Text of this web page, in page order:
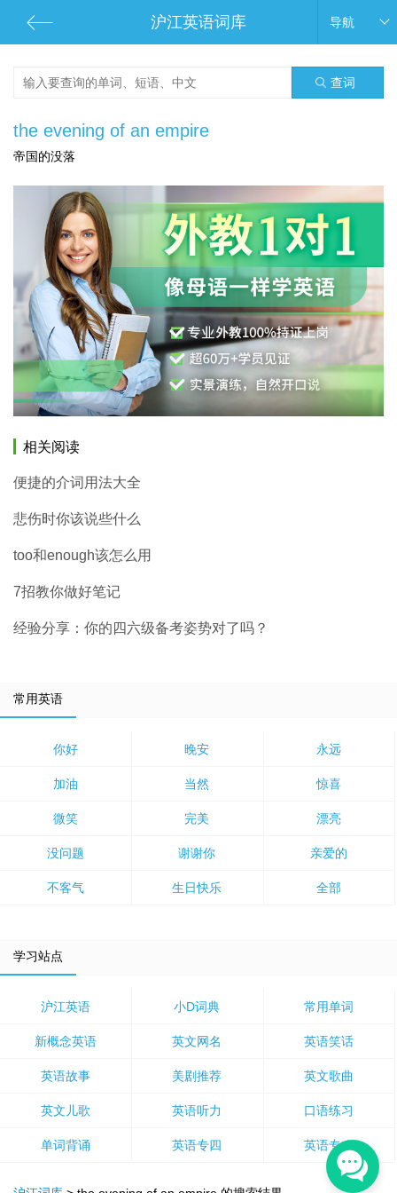
沪江英语词库 导航
查词
the evening of an empire
帝国的没落
相关阅读
便捷的介词用法大全
悲伤时你该说些什么
too和enough该怎么用
7招教你做好笔记
经验分享：你的四六级备考姿势对了吗？
常用英语
你好 晚安 永远
加油 当然 惊喜
微笑 完美 漂亮
没问题 谢谢你 亲爱的
不客气 生日快乐 全部
学习站点
沪江英语 小D词典 常用单词
新概念英语 英文网名 英语笑话
英语故事 美剧推荐 英文歌曲
英文儿歌 英语听力 口语练习
单词背诵 英语专四 英语专八